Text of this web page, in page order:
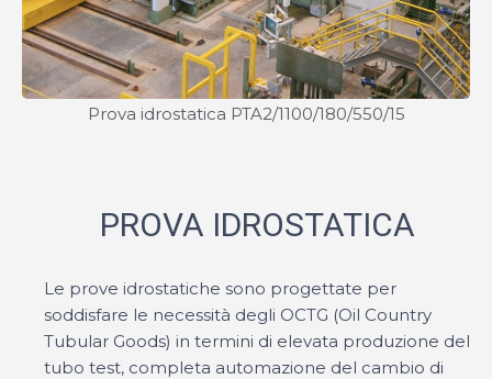
Prova idrostatica PTA2/1100/180/550/15
PROVA IDROSTATICA
Le prove idrostatiche sono progettate per
soddisfare le necessità degli OCTG (Oil Country
Tubular Goods) in termini di elevata produzione del
tubo test, completa automazione del cambio di